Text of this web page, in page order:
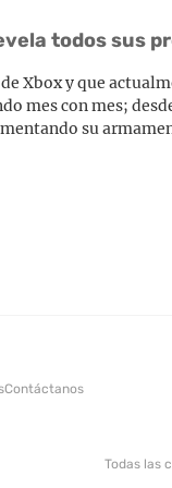
todos sus
Xbox y que
mes con mes;
su
Contáctanos
Todas las